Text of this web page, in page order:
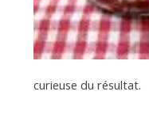
curieuse du résultat.